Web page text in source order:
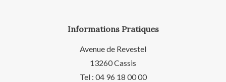
Informations Pratiques
Avenue de Revestel
13260 Cassis
Tel : 04 96 18 00 00